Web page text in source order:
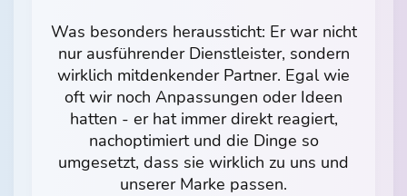
Was besonders heraussticht: Er war nicht
nur ausführender Dienstleister, sondern
wirklich mitdenkender Partner. Egal wie
oft wir noch Anpassungen oder Ideen
hatten - er hat immer direkt reagiert,
nachoptimiert und die Dinge so
umgesetzt, dass sie wirklich zu uns und
unserer Marke passen.